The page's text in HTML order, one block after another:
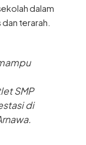
terarah.
SMP
di